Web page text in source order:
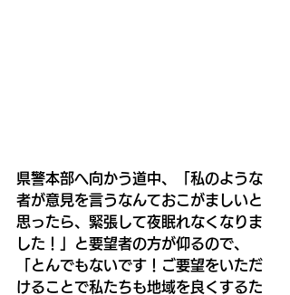
県警本部へ向かう道中、「私のような
者が意見を言うなんておこがましいと
思ったら、緊張して夜眠れなくなりま
した！」と要望者の方が仰るので、
「とんでもないです！ご要望をいただ
けることで私たちも地域を良くするた